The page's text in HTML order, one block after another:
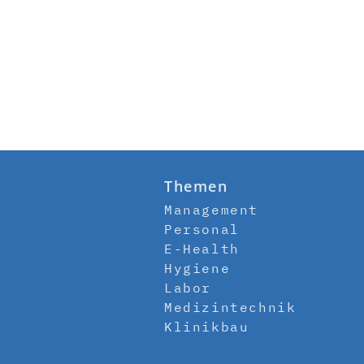
Themen
Management
Personal
E-Health
Hygiene
Labor
Medizintechnik
Klinikbau